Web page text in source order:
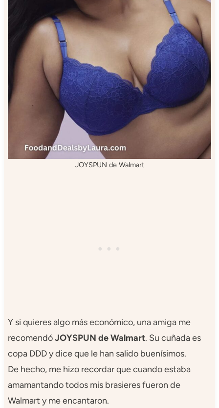
JOYSPUN de Walmart
Y si quieres algo más económico, una amiga me
recomendóJOYSPUN de Walmart. Su cuñada es
copa DDD y dice que le han salido buenísimos.
De hecho, me hizo recordar que cuando estaba
amamantando todos mis brasieres fueron de
Walmart y me encantaron.